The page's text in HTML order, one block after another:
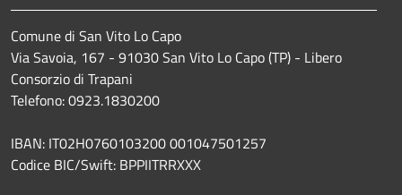
Comune di San Vito Lo Capo
Via Savoia, 167 - 91030 San Vito Lo Capo (TP) - Libero
Consorzio di Trapani
Telefono: 0923.1830200
IBAN: IT02H0760103200 001047501257
Codice BIC/Swift: BPPIITRRXXX